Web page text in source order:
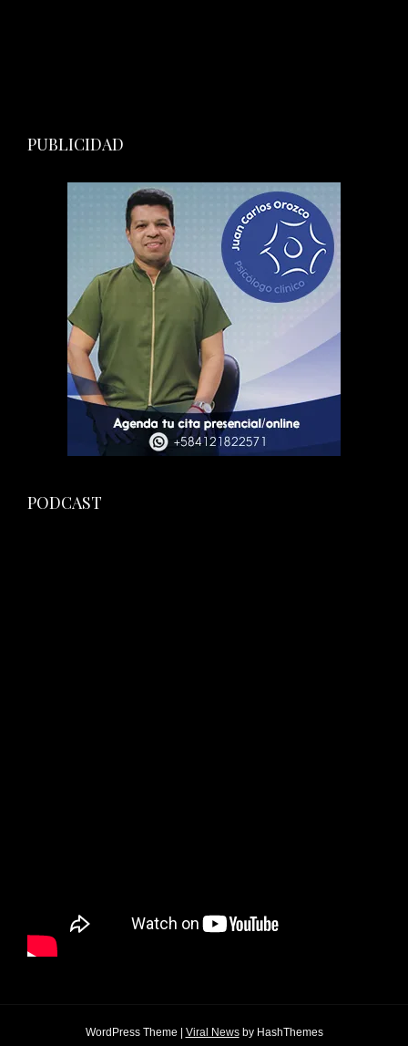
PUBLICIDAD
PODCAST
WordPress Theme Viral Newsby HashThemes